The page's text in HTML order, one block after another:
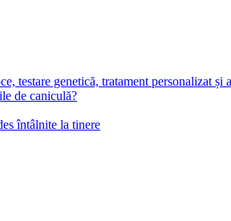
testare genetică, tratament personalizat și
de caniculă?
întâlnite la tinere